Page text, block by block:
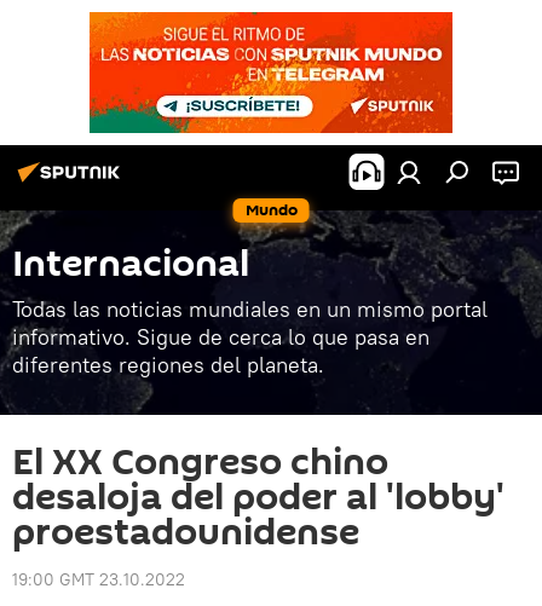
Mundo
Internacional
Todas las noticias mundiales en un mismo portal
informativo. Sigue de cerca lo que pasa en
diferentes regiones del planeta.
El XX Congreso chino
desaloja del poder al 'lobby'
proestadounidense
19:00 GMT 23.10.2022